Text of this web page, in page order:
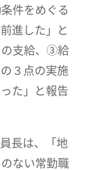
件をめぐる
進した」と
支給、③給
３点の実施
た」と報告
長は、「地
ない常勤職